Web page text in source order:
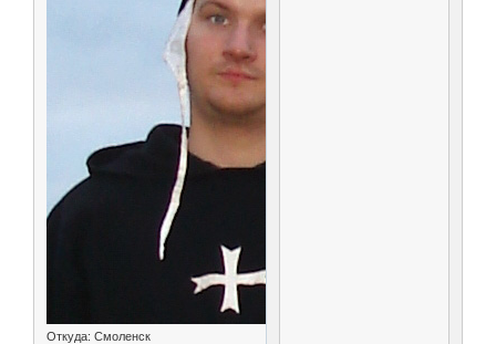
Откуда: Смоленск